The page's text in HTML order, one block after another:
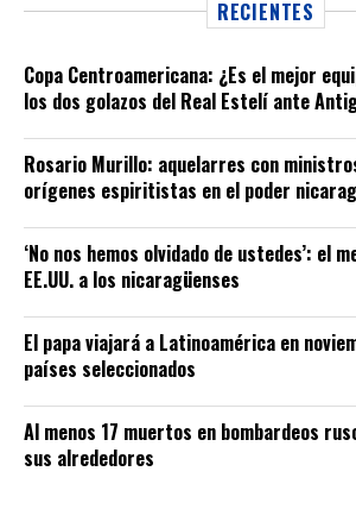
RECIENTES
Copa Centroamericana: ¿Es el mejor
los dos golazos del Real Estelí ante
Rosario Murillo: aquelarres con
orígenes espiritistas en el poder
‘No nos hemos olvidado de ustedes’: el
EE.UU. a los nicaragüenses
El papa viajará a Latinoamérica en
países seleccionados
Al menos 17 muertos en bombardeos
sus alrededores